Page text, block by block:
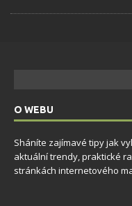
O WEBU
Sháníte zajímavé tipy jak
aktuální trendy, praktické
stránkách internetového